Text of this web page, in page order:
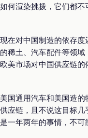
何渲染挑拨，它们都
在对中国制造的依存度
稀土、汽车配件等领域
美市场对中国供应链的
国通用汽车和美国造的
应链，且不说这目标几
一年两年的事情，不可